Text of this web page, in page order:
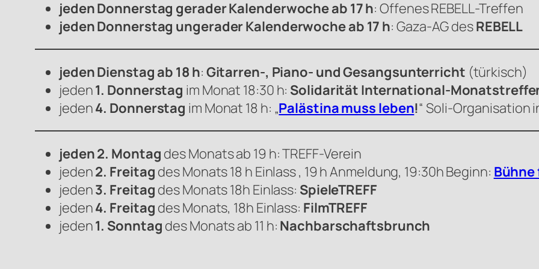
jeden Donnerstag gerader Kalenderwoche ab 17 h: OffenesREBELL-Treffen
jeden Donnerstag ungerader Kalenderwoche ab 17 h: Gaza-AG desREBELL
jeden Dienstag ab 18 h: Gitarren-, Piano- und Gesangsunterricht (türkisch)
jeden1. Donnerstag im Monat 18:30 h: Solidarität International-
jeden4. Donnerstag im Monat 18 h: „Palästina muss leben!“ Soli-Organisation
jeden 2. Montag des Monats ab 19 h: TREFF-Verein
jeden2. Freitag des Monats 18 h Einlass , 19 h Anmeldung, 19:30h Beginn: Bühne
jeden3. Freitag des Monats 18h Einlass: SpieleTREFF
jeden4. Freitag des Monats, 18h Einlass: FilmTREFF
jeden1. Sonntag des Monats ab 11 h: Nachbarschaftsbrunch